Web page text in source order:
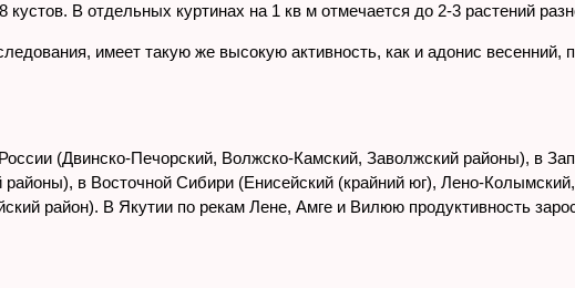
В отдельных куртинах на 1 кв м отмечается до 2-3 растений
имеет такую же высокую активность, как и адонис весенний,
(Двинско-Печорский, Волжско-Камский, Заволжский районы), в
в Восточной Сибири (Енисейский (крайний юг), Лено-
район). В Якутии по рекам Лене, Амге и Вилюю продуктивность